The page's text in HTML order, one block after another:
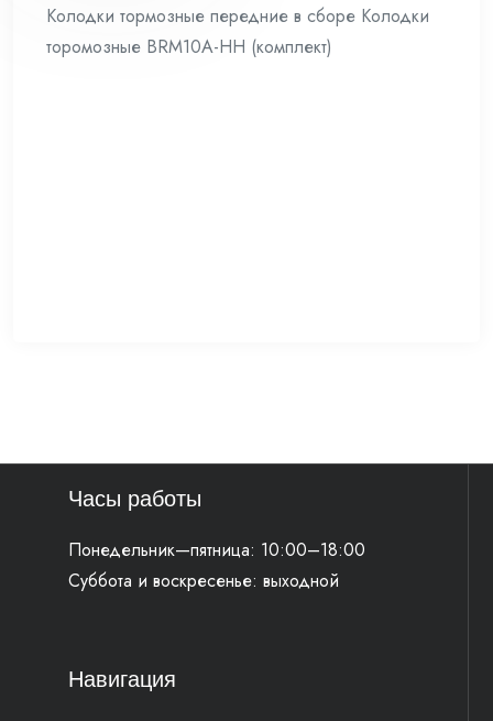
Колодки тормозные передние в сборе Колодки
торомозные BRM10A-HH (комплект)
Часы работы
Понедельник—пятница: 10:00–18:00
Суббота и воскресенье: выходной
Навигация